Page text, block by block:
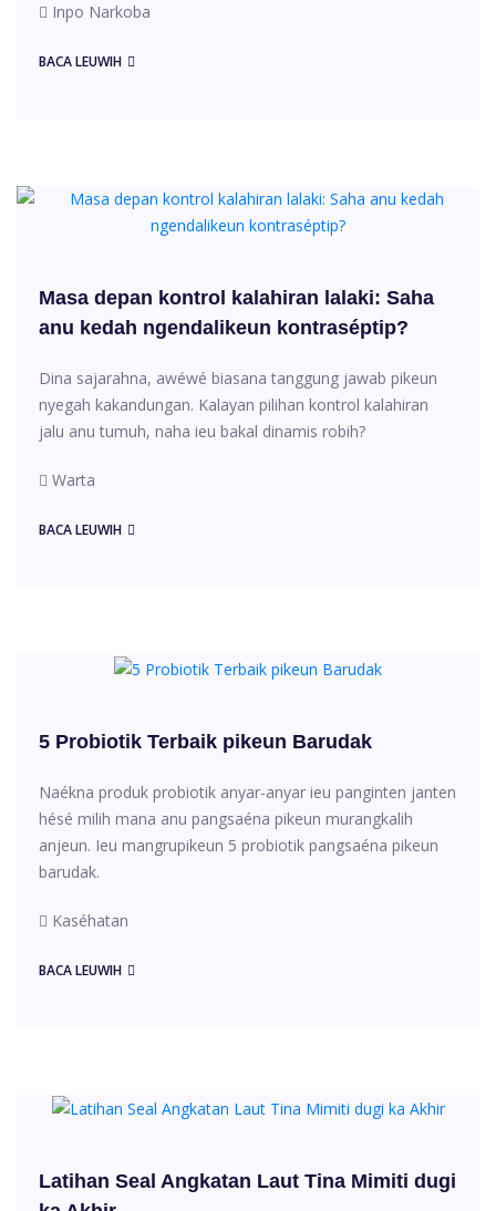
Inpo Narkoba
BACA LEUWIH
Masa depan kontrol kalahiran lalaki: Saha
anu kedah ngendalikeun kontraséptip?
Dina sajarahna, awéwé biasana tanggung jawab pikeun
nyegah kakandungan. Kalayan pilihan kontrol kalahiran
jalu anu tumuh, naha ieu bakal dinamis robih?
Warta
BACA LEUWIH
5 Probiotik Terbaik pikeun Barudak
Naékna produk probiotik anyar-anyar ieu panginten janten
hésé milih mana anu pangsaéna pikeun murangkalih
anjeun. Ieu mangrupikeun 5 probiotik pangsaéna pikeun
barudak.
Kaséhatan
BACA LEUWIH
Latihan Seal Angkatan Laut Tina Mimiti dugi